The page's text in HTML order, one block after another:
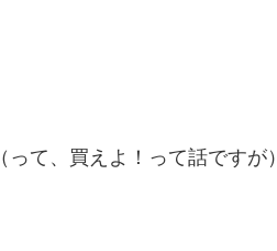
て、買えよ！って話ですが）